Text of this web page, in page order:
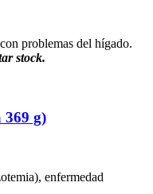
problemas del hígado.
stock.
369 g)
enfermedad